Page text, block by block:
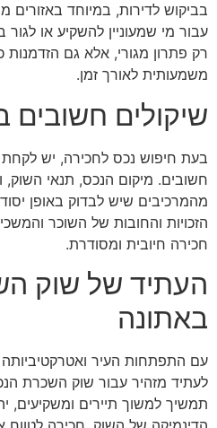
בביקוש לדירות, במיוחד באזורים
עבור מי שמעוניין להשקיע או
רק פתרון מגורי, אלא גם הזדמנות
משמעותית לאורך זמן.
שיקולים חשובים
בעת חיפוש נכס לחכירה, יש
חשובים. מיקום הנכס, תנאי
מהמרכיבים שיש לבדוק באופן
הזכויות והחובות של השוכר
חכירה חיובית ומסודרת.
העתיד של שוק
באתונה
עם התפתחות העיר ואטרקטיביותה
לעתיד מזהיר עבור שוק השכרת
תמשיך למשוך תיירים ומשקיעים,